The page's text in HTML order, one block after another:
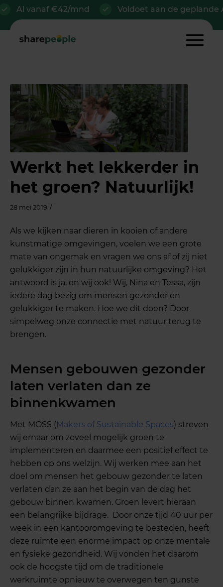
Al vanaf €42/mnd Voldoet aan de geplande
Werkt het lekkerder in
het groen? Natuurlijk!
28 mei 2019 /
Als we kijken naar dieren in kooien of andere
kunstmatige omgevingen, voelen we een grote
mate van ongemak en vragen we ons af of zij niet
gelukkiger zijn in hun natuurlijke omgeving? Het
antwoord is ja, en wij ook! Wij, Nina en Tessa, zijn
iedere dag bezig om mensen gezonder en
gelukkiger te maken. Hoe we dit doen? Door
simpelweg onze connectie met natuur terug te
brengen.
Mensen gebouwen gezonder
laten verlaten dan ze
binnenkwamen
Met MOSS (Makers of Sustainable Spaces) streven
wij ernaar om zoveel mogelijk groen te
implementeren en daarmee een positief effect te
hebben op ons welzijn. Wij werken mee aan het
doel om mensen het gebouw gezonder te laten
verlaten dan ze aan het begin van de dag het
gebouw binnen kwamen. Groen levert hieraan
een belangrijke bijdrage. Door onze tijd 40 uur per
week in een kantooromgeving te besteden, heeft
deze ruimte een enorme impact op onze mentale
en fysieke gezondheid. Wij vonden het daarom
ook de hoogste tijd om de traditionele
werkruimte opnieuw te overwegen ten gunste